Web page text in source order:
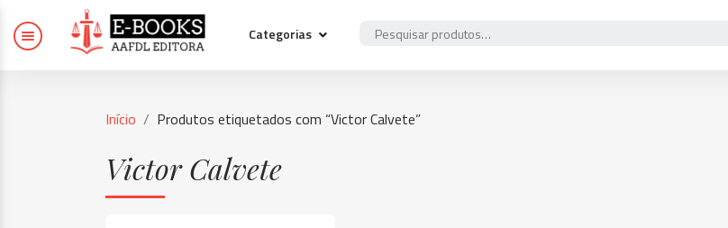
Categorias
Início Produtos etiquetados com “Victor Calvete”
Victor Calvete